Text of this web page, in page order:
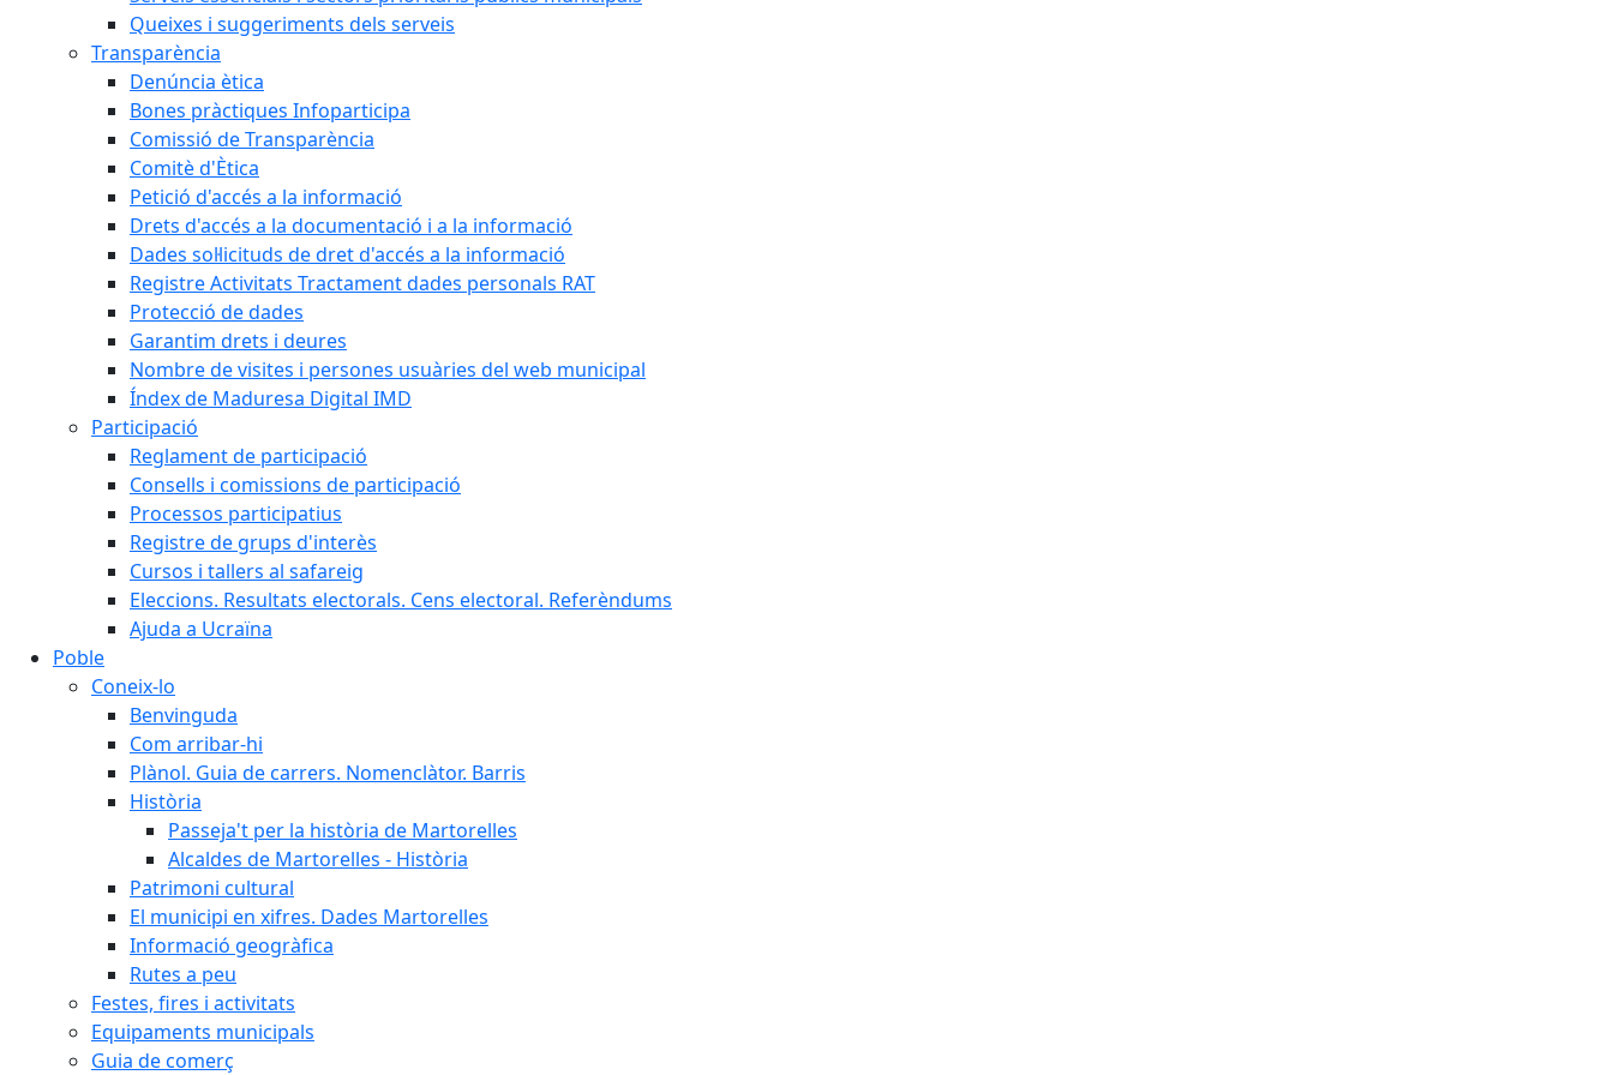
Queixes i suggeriments dels serveis
Transparència
Denúncia ètica
Bones pràctiques Infoparticipa
Comissió de Transparència
Comitè d'Ètica
Petició d'accés a la informació
Drets d'accés a la documentació i a la informació
Dades sol·licituds de dret d'accés a la informació
Registre Activitats Tractament dades personals RAT
Protecció de dades
Garantim drets i deures
Nombre de visites i persones usuàries del web municipal
Índex de Maduresa Digital IMD
Participació
Reglament de participació
Consells i comissions de participació
Processos participatius
Registre de grups d'interès
Cursos i tallers al safareig
Eleccions. Resultats electorals. Cens electoral. Referèndums
Ajuda a Ucraïna
Poble
Coneix-lo
Benvinguda
Com arribar-hi
Plànol. Guia de carrers. Nomenclàtor. Barris
Història
Passeja't per la història de Martorelles
Alcaldes de Martorelles - Història
Patrimoni cultural
El municipi en xifres. Dades Martorelles
Informació geogràfica
Rutes a peu
Festes, fires i activitats
Equipaments municipals
Guia de comerç